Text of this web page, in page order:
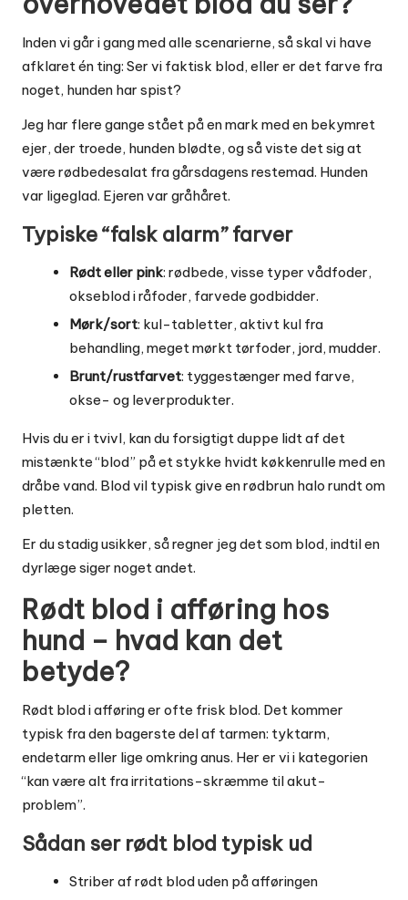
Inden vi går i gang med alle scenarierne, så skal vi have
afklaret én ting: Ser vi faktisk blod, eller er det farve fra
noget, hunden har spist?
Jeg har flere gange stået på en mark med en bekymret
ejer, der troede, hunden blødte, og så viste det sig at
være rødbedesalat fra gårsdagens restemad. Hunden
var ligeglad. Ejeren var gråhåret.
Typiske “falsk alarm” farver
Rødt eller pink: rødbede, visse typer vådfoder,
okseblod i råfoder, farvede godbidder.
Mørk/sort: kul-tabletter, aktivt kul fra
behandling, meget mørkt tørfoder, jord, mudder.
Brunt/rustfarvet: tyggestænger med farve,
okse- og leverprodukter.
Hvis du er i tvivl, kan du forsigtigt duppe lidt af det
mistænkte “blod” på et stykke hvidt køkkenrulle med en
dråbe vand. Blod vil typisk give en rødbrun halo rundt om
pletten.
Er du stadig usikker, så regner jeg det som blod, indtil en
dyrlæge siger noget andet.
Rødt blod i afføring hos
hund – hvad kan det
betyde?
Rødt blod i afføring er ofte frisk blod. Det kommer
typisk fra den bagerste del af tarmen: tyktarm,
endetarm eller lige omkring anus. Her er vi i kategorien
“kan være alt fra irritations-skræmme til akut-
problem”.
Sådan ser rødt blod typisk ud
Striber af rødt blod uden på afføringen